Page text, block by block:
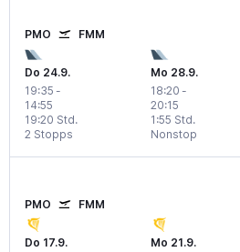
PMO FMM
Do 24.9.
19:35 -
14:55
2 Stopps
19:20 Std.
Mo 28.9.
18:20 -
20:15
Nonstop
1:55 Std.
PMO FMM
Do 17.9.
Mo 21.9.